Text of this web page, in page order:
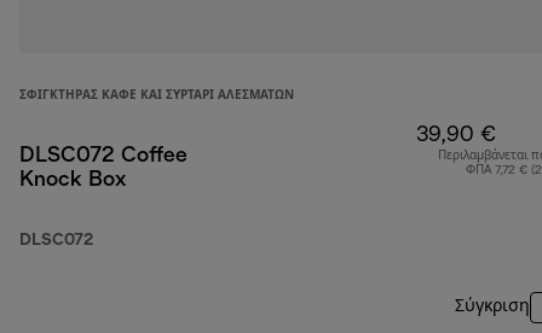
ΣΦΙΓΚΤΉΡΑΣ ΚΑΦΈ ΚΑΙ ΣΥΡΤΆΡΙ ΑΛΕΣΜΆΤΩΝ
DLSC072 Coffee
Knock Box
DLSC072
39,90 €
Περιλαμβάνεται
ΦΠΑ 7,72 €
Σύγκριση